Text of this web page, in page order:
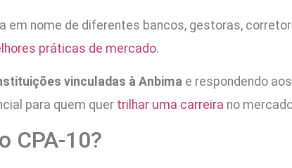
em nome de diferentes bancos, gestoras,
práticas de mercado.
vinculadas à Anbima e respondendo
para quem quer trilhar uma carreira no
CPA-10?